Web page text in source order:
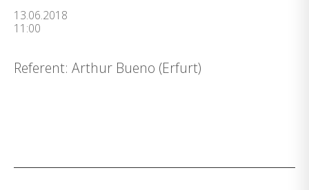
13.06.2018
11:00
Referent: Arthur Bueno (Erfurt)